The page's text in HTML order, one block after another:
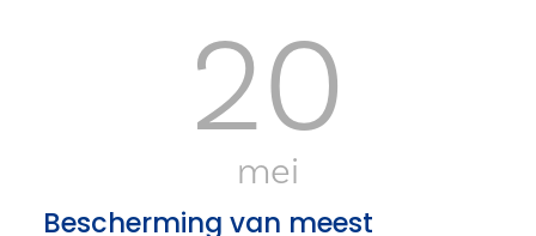
20
mei
Bescherming van meest